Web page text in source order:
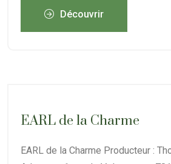
Découvrir
EARL de la Charme
EARL de la Charme Producteur :